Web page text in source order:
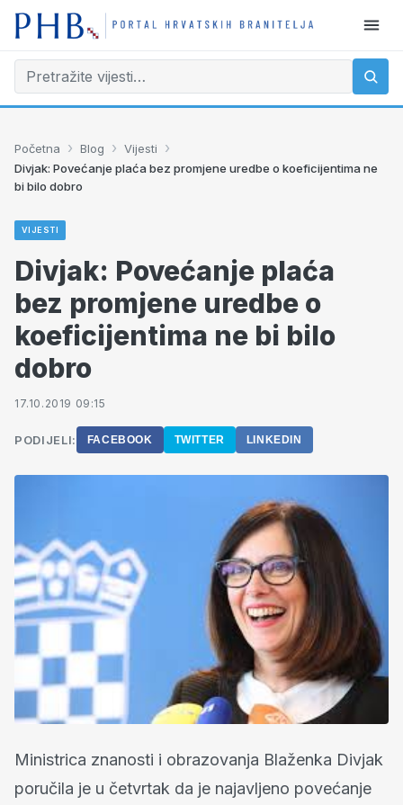
Početna › Blog › Vijesti ›
Divjak: Povećanje plaća bez promjene uredbe o koeficijentima ne
bi bilo dobro
VIJESTI
Divjak: Povećanje plaća
bez promjene uredbe o
koeficijentima ne bi bilo
dobro
17.10.2019 09:15
PODIJELI: FACEBOOK TWITTER LINKEDIN
Ministrica znanosti i obrazovanja Blaženka Divjak
poručila je u četvrtak da je najavljeno povećanje